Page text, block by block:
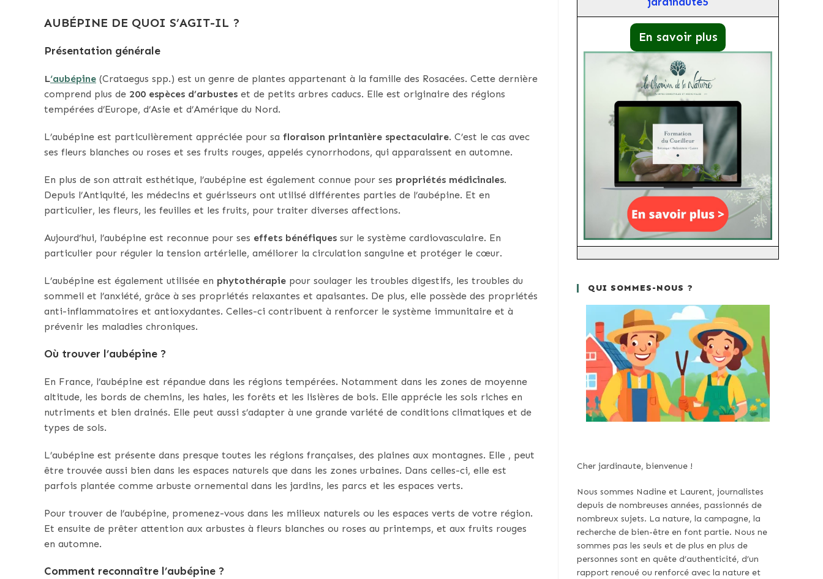
AUBÉPINE DE QUOI S’AGIT-IL ?
Présentation générale
L‘aubépine (Crataegus spp.) est un genre de plantes appartenant à la famille des Rosacées. Cette dernière
comprend plus de 200 espèces d’arbustes et de petits arbres caducs. Elle est originaire des régions
tempérées d’Europe, d’Asie et d’Amérique du Nord.
L’aubépine est particulièrement appréciée pour sa floraison printanière spectaculaire. C’est le cas avec
ses fleurs blanches ou roses et ses fruits rouges, appelés cynorrhodons, qui apparaissent en automne.
En plus de son attrait esthétique, l’aubépine est également connue pour ses propriétés médicinales.
Depuis l’Antiquité, les médecins et guérisseurs ont utilisé différentes parties de l’aubépine. Et en
particulier, les fleurs, les feuilles et les fruits, pour traiter diverses affections.
Aujourd’hui, l’aubépine est reconnue pour ses effets bénéfiques sur le système cardiovasculaire. En
particulier pour réguler la tension artérielle, améliorer la circulation sanguine et protéger le cœur.
L’aubépine est également utilisée en phytothérapie pour soulager les troubles digestifs, les troubles du
sommeil et l’anxiété, grâce à ses propriétés relaxantes et apaisantes. De plus, elle possède des propriétés
anti-inflammatoires et antioxydantes. Celles-ci contribuent à renforcer le système immunitaire et à
prévenir les maladies chroniques.
Où trouver l’aubépine ?
En France, l’aubépine est répandue dans les régions tempérées. Notamment dans les zones de moyenne
altitude, les bords de chemins, les haies, les forêts et les lisières de bois. Elle apprécie les sols riches en
nutriments et bien drainés. Elle peut aussi s’adapter à une grande variété de conditions climatiques et de
types de sols.
L’aubépine est présente dans presque toutes les régions françaises, des plaines aux montagnes. Elle , peut
être trouvée aussi bien dans les espaces naturels que dans les zones urbaines. Dans celles-ci, elle est
parfois plantée comme arbuste ornemental dans les jardins, les parcs et les espaces verts.
Pour trouver de l’aubépine, promenez-vous dans les milieux naturels ou les espaces verts de votre région.
Et ensuite de prêter attention aux arbustes à fleurs blanches ou roses au printemps, et aux fruits rouges
en automne.
Comment reconnaître l’aubépine ?
En savoir plus
QUI SOMMES-NOUS ?
Cher jardinaute, bienvenue !
Nous sommes Nadine et Laurent, journalistes
depuis de nombreuses années, passionnés de
nombreux sujets. La nature, la campagne, la
recherche de bien-être en font partie. Nous ne
sommes pas les seuls et de plus en plus de
personnes sont en quête d’authenticité, d’un
rapport renoué ou renforcé avec la nature et